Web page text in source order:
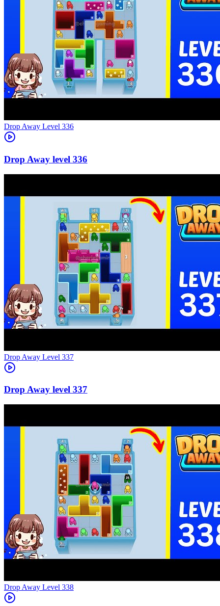
Level 336
336
Level 337
337
Level 338